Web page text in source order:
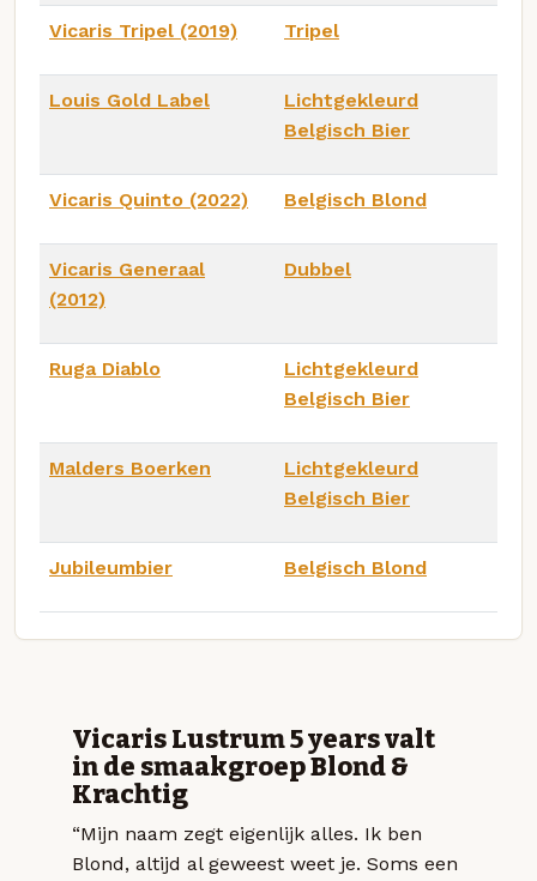
Vicaris Tripel (2019) Tripel
Louis Gold Label
Lichtgekleurd
Belgisch Bier
Vicaris Quinto (2022) Belgisch Blond
Vicaris Generaal
(2012)
Dubbel
Ruga Diablo
Lichtgekleurd
Belgisch Bier
Malders Boerken
Lichtgekleurd
Belgisch Bier
Jubileumbier Belgisch Blond
Vicaris Lustrum 5 years valt
in de smaakgroep Blond &
Krachtig
“Mijn naam zegt eigenlijk alles. Ik ben
Blond, altijd al geweest weet je. Soms een